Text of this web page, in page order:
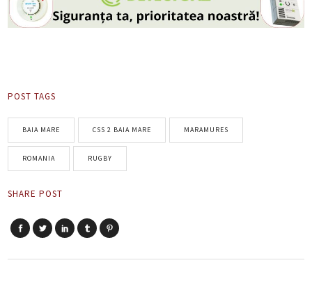
POST TAGS
BAIA MARE CSS 2 BAIA MARE MARAMURES
ROMANIA RUGBY
SHARE POST